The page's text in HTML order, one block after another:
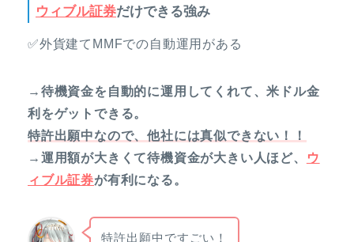
ウィブル証券だけできる強み
✅外貨建てMMFでの自動運用がある
→待機資金を自動的に運用してくれて、米ドル金
利をゲットできる。
特許出願中なので、他社には真似できない！！
→運用額が大きくて待機資金が大きい人ほど、
ウ
ィブル証券が有利になる。
特許出願中ですごい！